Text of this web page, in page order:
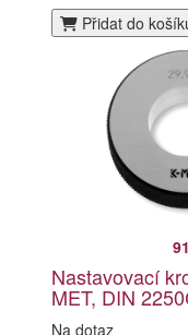
Přidat do
Nastavovací
MET, DIN
Na dotaz